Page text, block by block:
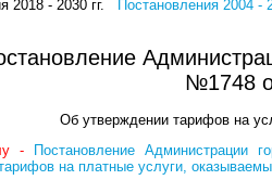
2018 - 2030 гг. Постановления 2004 -
№1748
Об утверждении тарифов на
-
Постановление Администрации
на платные услуги,